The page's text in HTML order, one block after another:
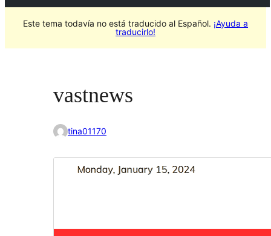
Este tema todavía no está traducido al Español. ¡Ayuda a
traducirlo!
vastnews
tina01170